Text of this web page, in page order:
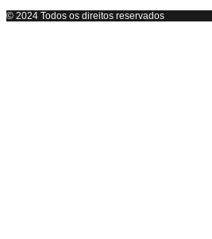
© 2024 Todos os direitos reservados